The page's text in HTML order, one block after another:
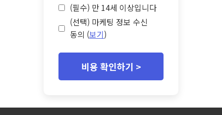
(필수) 만 14세 이상입니다
(선택) 마케팅 정보 수신
동의 (보기)
비용 확인하기 >